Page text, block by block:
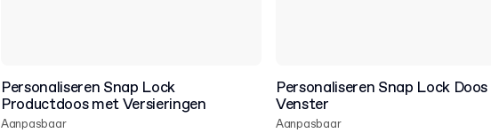
Personaliseren Snap Lock
Productdoos met Versieringen
Aanpasbaar
Personaliseren Snap Lock
Venster
Aanpasbaar